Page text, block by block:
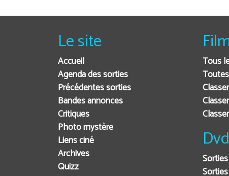
Le site
Accueil
Agenda des sorties
Précédentes sorties
Bandes annonces
Critiques
Photo mystère
Liens ciné
Archives
Quizz
Tous